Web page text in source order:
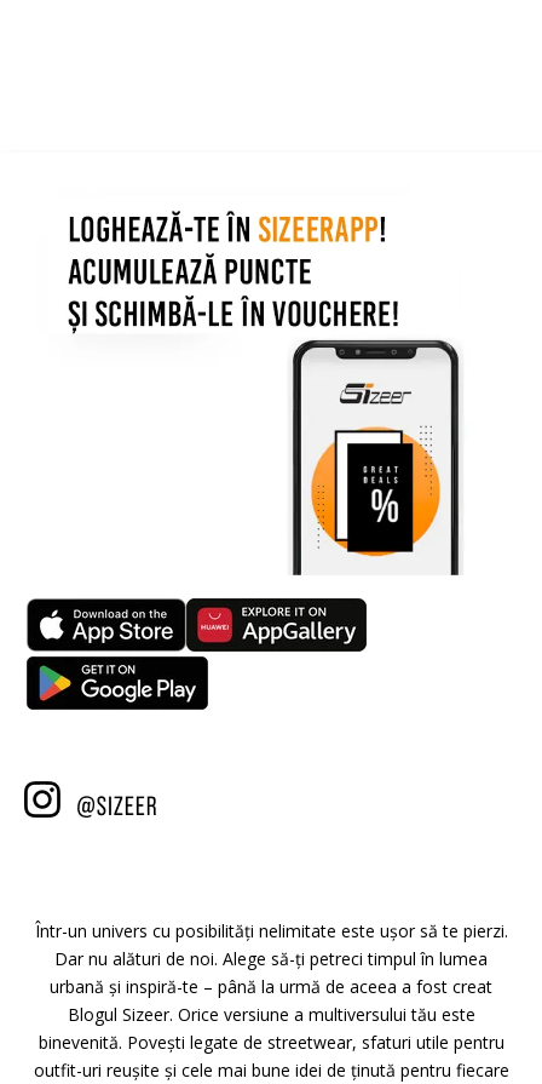
Într-un univers cu posibilități nelimitate este ușor să te pierzi.
Dar nu alături de noi. Alege să-ți petreci timpul în lumea
urbană și inspiră-te – până la urmă de aceea a fost creat
Blogul Sizeer. Orice versiune a multiversului tău este
binevenită. Povești legate de streetwear, sfaturi utile pentru
outfit-uri reușite și cele mai bune idei de ținută pentru fiecare